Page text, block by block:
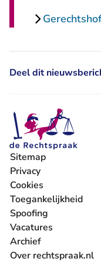
Deel dit
Sitemap
Privacy
Cookies
Toegankelijkheid
Spoofing
Vacatures
- U verlaat
Archief
Over rechtspraak.nl